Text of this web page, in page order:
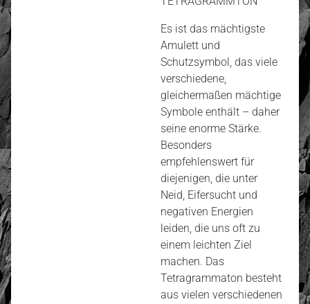
Es ist das mächtigste
Amulett und
Schutzsymbol, das viele
verschiedene,
gleichermaßen mächtige
Symbole enthält – daher
seine enorme Stärke.
Besonders
empfehlenswert für
diejenigen, die unter
Neid, Eifersucht und
negativen Energien
leiden, die uns oft zu
einem leichten Ziel
machen. Das
Tetragrammaton besteht
aus vielen verschiedenen